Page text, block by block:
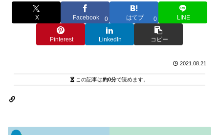
X Facebook 0 はてブ 0 LINE
Pinterest LinkedIn コピー
2021.08.21
この記事は約0分で読めます。